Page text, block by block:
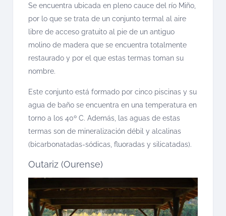
Se encuentra ubicada en pleno cauce del río Miño,
por lo que se trata de un conjunto termal al aire
libre de acceso gratuito al pie de un antiguo
molino de madera que se encuentra totalmente
restaurado y por el que estas termas toman su
nombre.
Este conjunto está formado por cinco piscinas y su
agua de baño se encuentra en una temperatura en
torno a los 40º C. Además, las aguas de estas
termas son de mineralización débil y alcalinas
(bicarbonatadas-sódicas, fluoradas y silicatadas).
Outariz (Ourense)